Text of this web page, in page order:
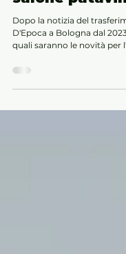
Auto e Moto
scopriamo
salone
Dopo la notizia del